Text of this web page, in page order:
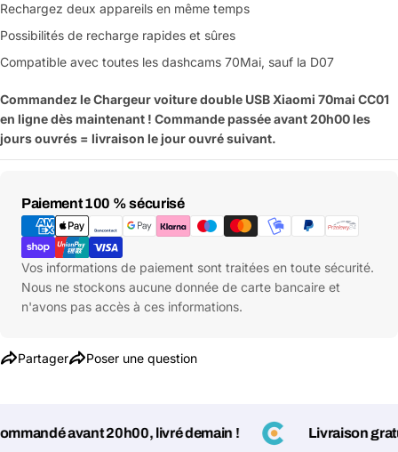
Rechargez deux appareils en même temps
Possibilités de recharge rapides et sûres
Compatible avec toutes les dashcams 70Mai, sauf la D07
Commandez le Chargeur voiture double USB Xiaomi 70mai CC01
en ligne dès maintenant ! Commande passée avant 20h00 les
jours ouvrés = livraison le jour ouvré suivant.
Paiement 100 % sécurisé
Moyens
de
paiement
Vos informations de paiement sont traitées en toute sécurité.
Nous ne stockons aucune donnée de carte bancaire et
n'avons pas accès à ces informations.
Partager Poser une question
avant 20h00, livré demain ! Livraison